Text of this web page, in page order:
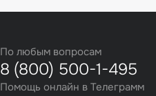
По любым вопросам
8 (800) 500-1-495
Помощь онлайн в Телеграмм